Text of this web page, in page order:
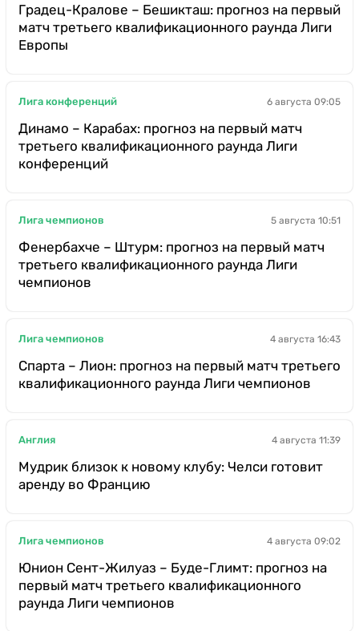
Градец-Кралове – Бешикташ: прогноз на первый
матч третьего квалификационного раунда Лиги
Европы
Лига конференций 6 августа 09:05
Динамо – Карабах: прогноз на первый матч
третьего квалификационного раунда Лиги
конференций
Лига чемпионов 5 августа 10:51
Фенербахче – Штурм: прогноз на первый матч
третьего квалификационного раунда Лиги
чемпионов
Лига чемпионов 4 августа 16:43
Спарта – Лион: прогноз на первый матч третьего
квалификационного раунда Лиги чемпионов
Англия 4 августа 11:39
Мудрик близок к новому клубу: Челси готовит
аренду во Францию
Лига чемпионов 4 августа 09:02
Юнион Сент-Жилуаз – Буде-Глимт: прогноз на
первый матч третьего квалификационного
раунда Лиги чемпионов